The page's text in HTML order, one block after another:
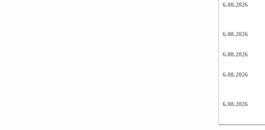
6.08.2026
6.08.2026
6.08.2026
6.08.2026
6.08.2026